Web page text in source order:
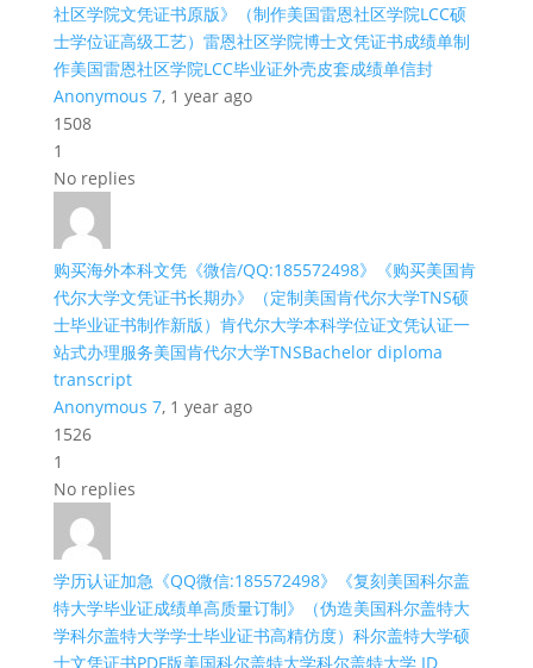
社区学院文凭证书原版》（制作美国雷恩社区学院LCC硕
士学位证高级工艺）雷恩社区学院博士文凭证书成绩单制
作美国雷恩社区学院LCC毕业证外壳皮套成绩单信封
Anonymous 7, 1 year ago
1508
1
No replies
购买海外本科文凭《微信/QQ:185572498》《购买美国肯
代尔大学文凭证书长期办》（定制美国肯代尔大学TNS硕
士毕业证书制作新版）肯代尔大学本科学位证文凭认证一
站式办理服务美国肯代尔大学TNSBachelor diploma
transcript
Anonymous 7, 1 year ago
1526
1
No replies
学历认证加急《QQ微信:185572498》《复刻美国科尔盖
特大学毕业证成绩单高质量订制》（伪造美国科尔盖特大
学科尔盖特大学学士毕业证书高精仿度）科尔盖特大学硕
士文凭证书PDF版美国科尔盖特大学科尔盖特大学 ID